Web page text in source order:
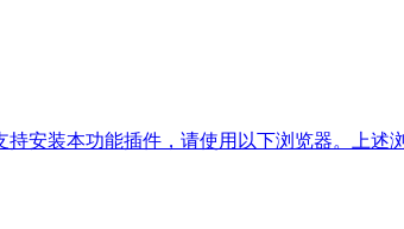
安装本功能插件，请使用以下浏览器。上述